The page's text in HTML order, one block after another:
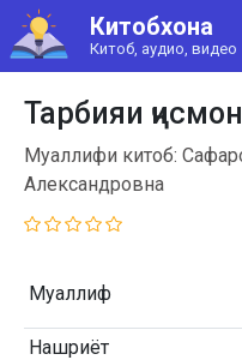
Китобхона
Китоб, аудио, видео
Тарбияи
Муаллифи китоб:
Александровна
Муаллиф
Нашриёт